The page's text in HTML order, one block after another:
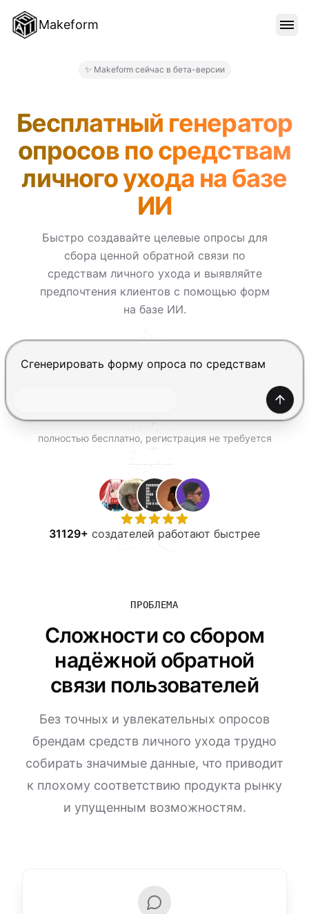
Makeform
БЛОГ
ВОЙТИ
ПОПРОБОВАТЬ БЕСПЛАТНО
✨ Makeform сейчас в бета-версии
Бесплатный генератор
опросов по средствам
личного ухода на базе
ИИ
Быстро создавайте целевые опросы для
сбора ценной обратной связи по
средствам личного ухода и выявляйте
предпочтения клиентов с помощью форм
на базе ИИ.
Нажмите Enter, чтобы отправить, Shift+Enter —
полностью бесплатно, регистрация не требуется
31129+ создателей работают быстрее
ПРОБЛЕМА
Сложности со сбором
надёжной обратной
связи пользователей
Без точных и увлекательных опросов
брендам средств личного ухода трудно
собирать значимые данные, что приводит
к плохому соответствию продукта рынку
и упущенным возможностям.